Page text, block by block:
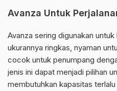
Avanza Untuk
Avanza sering digunakan
ukurannya ringkas, nyaman
cocok untuk penumpang
jenis ini dapat menjadi pilihan
membutuhkan kapasitas terlalu